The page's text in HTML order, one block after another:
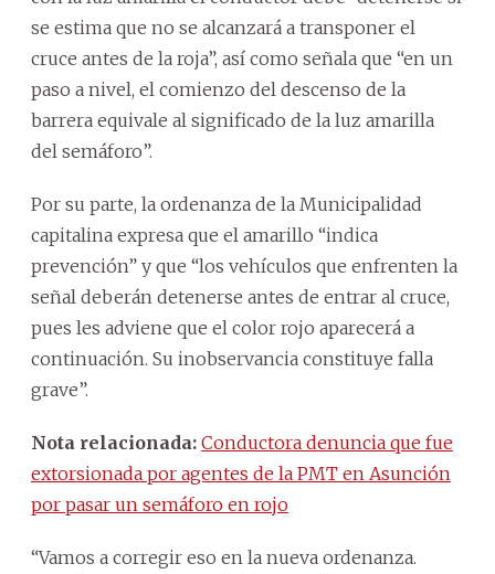
se estima que no se alcanzará a transponer el
cruce antes de la roja”, así como señala que “en un
paso a nivel, el comienzo del descenso de la
barrera equivale al significado de la luz amarilla
del semáforo”.
Por su parte, la ordenanza de la Municipalidad
capitalina expresa que el amarillo “indica
prevención” y que “los vehículos que enfrenten la
señal deberán detenerse antes de entrar al cruce,
pues les adviene que el color rojo aparecerá a
continuación. Su inobservancia constituye falla
grave”.
Nota relacionada: Conductora denuncia que fue
extorsionada por agentes de la PMT en Asunción
por pasar un semáforo en rojo
“Vamos a corregir eso en la nueva ordenanza.